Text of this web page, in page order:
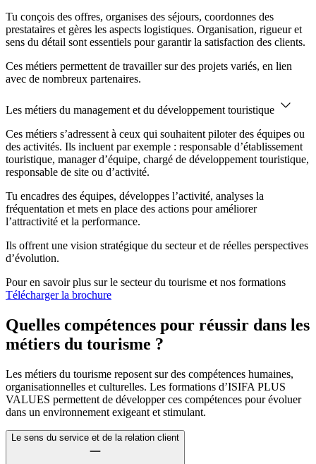
Tu conçois des offres, organises des séjours, coordonnes des
prestataires et gères les aspects logistiques. Organisation, rigueur et
sens du détail sont essentiels pour garantir la satisfaction des clients.
Ces métiers permettent de travailler sur des projets variés, en lien
avec de nombreux partenaires.
Les métiers du management et du développement touristique
Ces métiers s’adressent à ceux qui souhaitent piloter des équipes ou
des activités. Ils incluent par exemple : responsable d’établissement
touristique, manager d’équipe, chargé de développement touristique,
responsable de site ou d’activité.
Tu encadres des équipes, développes l’activité, analyses la
fréquentation et mets en place des actions pour améliorer
l’attractivité et la performance.
Ils offrent une vision stratégique du secteur et de réelles perspectives
d’évolution.
Pour en savoir plus sur le secteur du tourisme et nos formations
Télécharger la brochure
Quelles compétences pour réussir dans les
métiers du tourisme ?
Les métiers du tourisme reposent sur des compétences humaines,
organisationnelles et culturelles. Les formations d’ISIFA PLUS
VALUES permettent de développer ces compétences pour évoluer
dans un environnement exigeant et stimulant.
Le sens du service et de la relation client